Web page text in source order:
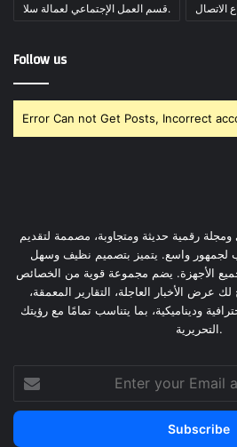
قسم العمل الإجتماعي لعمالة سلا. الاتصال
Follow us
Error Can not Get Posts, Incorrect
إخباري ومجلة رقمية حديثة ومتجاوبة، مصممة لتقديم
لجمهور واسع. يتميز بتصميم نظيف وسهل
الأجهزة. يضم مجموعة قوية من الخصائص
عرض الأخبار العاجلة، التقارير المعمقة،
وديناميكية، بما يتناسب تمامًا مع رؤيتك
التحريرية.
your
Email